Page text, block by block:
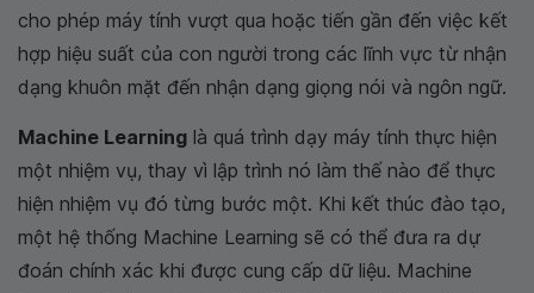
cho phép máy tính vượt qua hoặc tiến gần đến việc kết
hợp hiệu suất của con người trong các lĩnh vực từ nhận
dạng khuôn mặt đến nhận dạng giọng nói và ngôn ngữ.
Machine Learning là quá trình dạy máy tính thực hiện
một nhiệm vụ, thay vì lập trình nó làm thế nào để thực
hiện nhiệm vụ đó từng bước một. Khi kết thúc đào tạo,
một hệ thống Machine Learning sẽ có thể đưa ra dự
đoán chính xác khi được cung cấp dữ liệu. Machine